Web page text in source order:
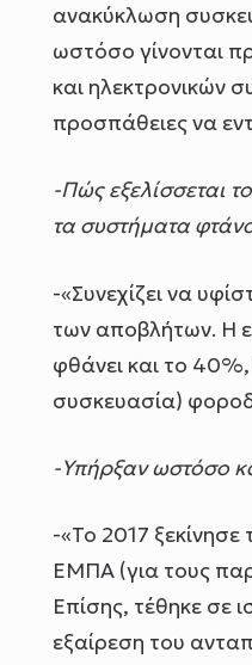
ανακύκλωση
ωστόσο γίνονται
και ηλεκτρονικών
προσπάθειες να
-Πώς εξελίσσεται
τα συστήματα
-«Συνεχίζει να
των αποβλήτων. Η
φθάνει και το
συσκευασία)
-Υπήρξαν ωστόσο
-«Το 2017
ΕΜΠΑ (για τους
Επίσης, τέθηκε σε
εξαίρεση του